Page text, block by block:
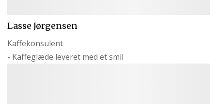
Lasse Jørgensen
Kaffekonsulent
- Kaffeglæde leveret med et smil